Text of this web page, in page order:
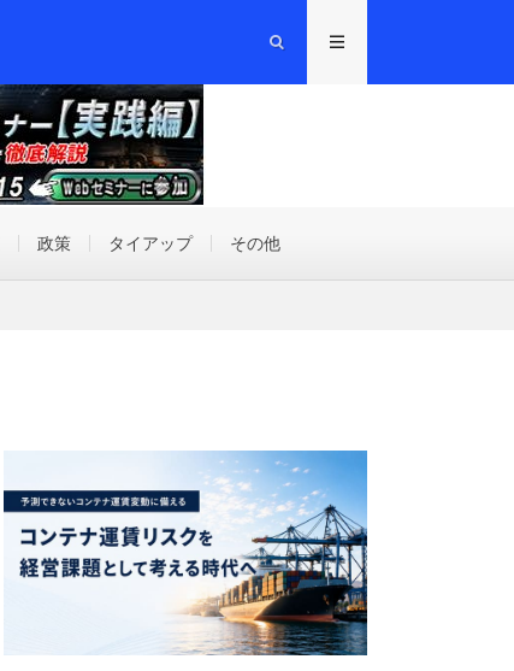
政策 タイアップ その他